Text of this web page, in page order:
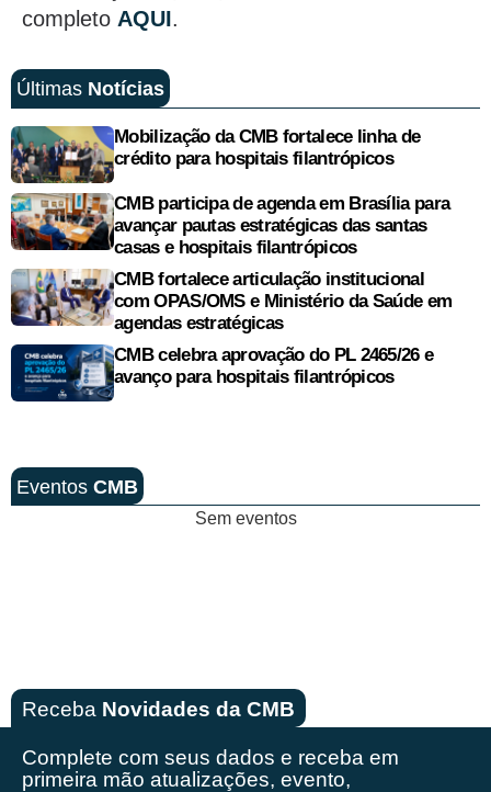
completo AQUI.
Últimas Notícias
Mobilização da CMB fortalece linha de
crédito para hospitais filantrópicos
CMB participa de agenda em Brasília para
avançar pautas estratégicas das santas
casas e hospitais filantrópicos
CMB fortalece articulação institucional
com OPAS/OMS e Ministério da Saúde em
agendas estratégicas
CMB celebra aprovação do PL 2465/26 e
avanço para hospitais filantrópicos
Eventos CMB
Sem eventos
Receba Novidades da CMB
Complete com seus dados e receba em
primeira mão atualizações, evento,